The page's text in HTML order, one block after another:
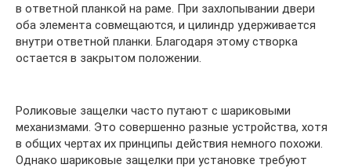
в ответной планкой на раме. При захлопывании двери
оба элемента совмещаются, и цилиндр удерживается
внутри ответной планки. Благодаря этому створка
остается в закрытом положении.
Роликовые защелки часто путают с шариковыми
механизмами. Это совершенно разные устройства, хотя
в общих чертах их принципы действия немного похожи.
Однако шариковые защелки при установке требуют